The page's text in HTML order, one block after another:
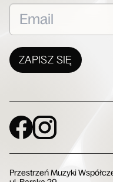
ZAPISZ SIĘ
Social Media
Przestrzeń Muzyki